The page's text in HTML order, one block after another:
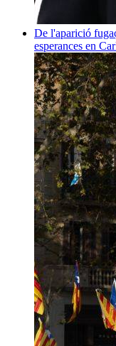
De l'aparició
esperances en